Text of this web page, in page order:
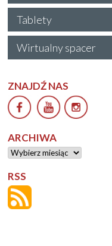
Tablety
Wirtualny spacer
ZNAJDŹ NAS
ARCHIWA
Archiwa
RSS